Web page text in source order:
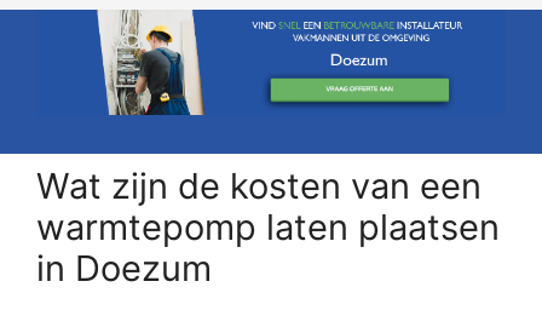
Wat zijn de kosten van een
warmtepomp laten plaatsen
in Doezum